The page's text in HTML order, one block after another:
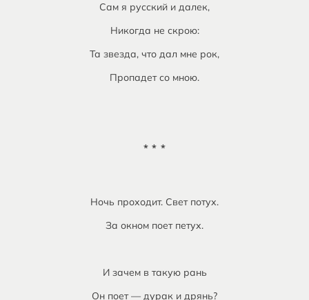
Сам я русский и далек,
Никогда не скрою:
Та звезда, что дал мне рок,
Пропадет со мною.
* * *
Ночь проходит. Свет потух.
За окном поет петух.
И зачем в такую рань
Он поет — дурак и дрянь?